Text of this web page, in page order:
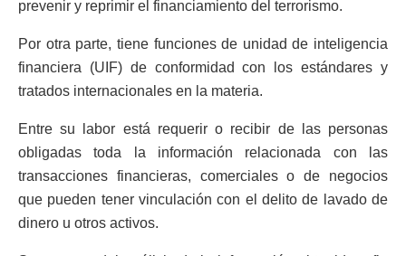
prevenir y reprimir el financiamiento del terrorismo.
Por otra parte, tiene funciones de unidad de inteligencia
financiera (UIF) de conformidad con los estándares y
tratados internacionales en la materia.
Entre su labor está requerir o recibir de las personas
obligadas toda la información relacionada con las
transacciones financieras, comerciales o de negocios
que pueden tener vinculación con el delito de lavado de
dinero u otros activos.